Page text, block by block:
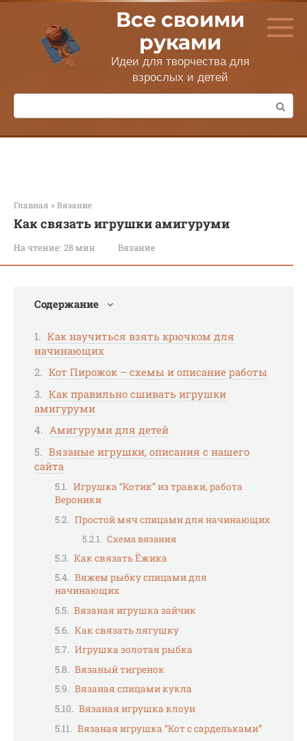
Перейти
контенту
Все своими
руками
Идеи для творчества для
взрослых и детей
Поиск:
Главная » Вязание
Как связать игрушки амигуруми
На чтение: 28 мин Вязание
Содержание
Как научиться взять крючком для
начинающих
Кот Пирожок – схемы и описание работы
Как правильно сшивать игрушки
амигуруми
Амигуруми для детей
Вязаные игрушки, описания с нашего
сайта
Игрушка “Котик” из травки, работа
Вероники
Простой мяч спицами для начинающих
Схема вязания
Как связать Ёжика
Вяжем рыбку спицами для
начинающих
Вязаная игрушка зайчик
Как связать лягушку
Игрушка золотая рыбка
Вязаный тигренок
Вязаная спицами кукла
Вязаная игрушка клоун
Вязаная игрушка “Кот с сардельками”